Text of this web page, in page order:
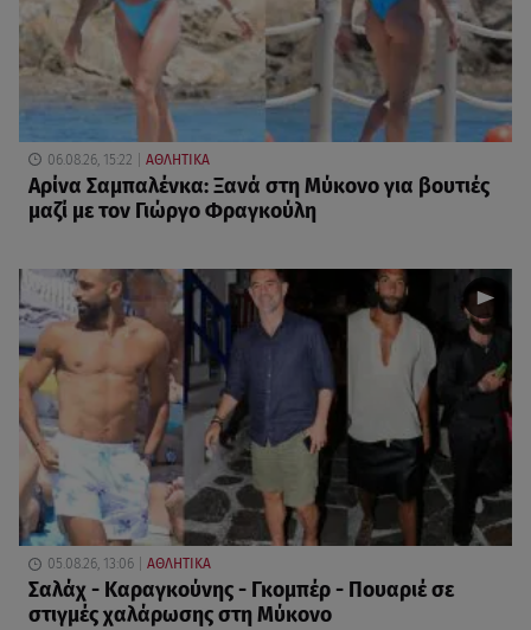
06.08.26, 15:22 ΑΘΛΗΤΙΚΑ
Αρίνα Σαμπαλένκα: Ξανά στη Μύκονο για βουτιές
μαζί με τον Γιώργο Φραγκούλη
05.08.26, 13:06 ΑΘΛΗΤΙΚΑ
Σαλάχ - Καραγκούνης - Γκομπέρ - Πουαριέ σε
στιγμές χαλάρωσης στη Μύκονο